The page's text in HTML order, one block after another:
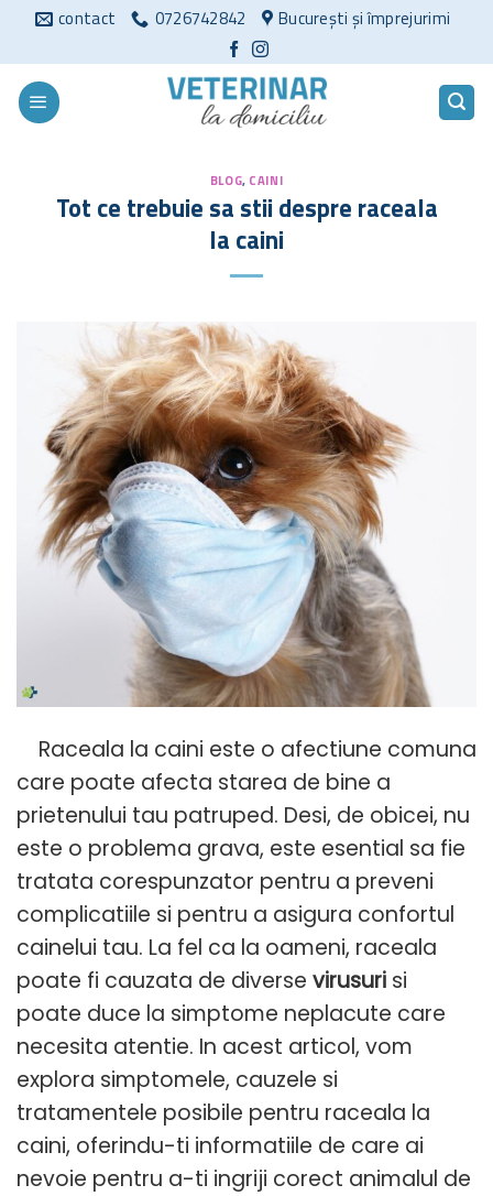
conținut
contact 0726742842 București și împrejurimi
BLOG, CAINI
Tot ce trebuie sa stii despre raceala
la caini
Raceala la caini este o afectiune comuna
care poate afecta starea de bine a
prietenului tau patruped. Desi, de obicei, nu
este o problema grava, este esential sa fie
tratata corespunzator pentru a preveni
complicatiile si pentru a asigura confortul
cainelui tau. La fel ca la oameni, raceala
poate fi cauzata de diverse virusuri si
poate duce la simptome neplacute care
necesita atentie. In acest articol, vom
explora simptomele, cauzele si
tratamentele posibile pentru raceala la
caini, oferindu-ti informatiile de care ai
nevoie pentru a-ti ingriji corect animalul de